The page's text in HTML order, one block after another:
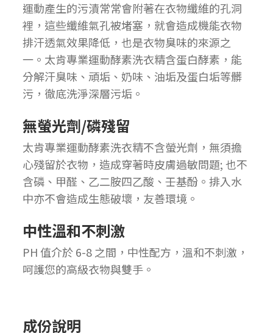
運動產生的污漬常常會附著在衣物纖維的孔洞
裡，這些纖維氣孔被堵塞，就會造成機能衣物
排汗透氣效果降低，也是衣物臭味的來源之
一。太肯專業運動酵素洗衣精含蛋白酵素，能
分解汗臭味、頑垢、奶味、油垢及蛋白垢等髒
污，徹底洗淨深層污垢。
無螢光劑/磷殘留
太肯專業運動酵素洗衣精不含螢光劑，無須擔
心殘留於衣物，造成穿著時皮膚過敏問題; 也不
含磷、甲醛、乙二胺四乙酸、壬基酚。排入水
中亦不會造成生態破壞，友善環境。
中性溫和不刺激
PH 值介於 6-8 之間，中性配方，溫和不刺激，
呵護您的高級衣物與雙手。
成份說明